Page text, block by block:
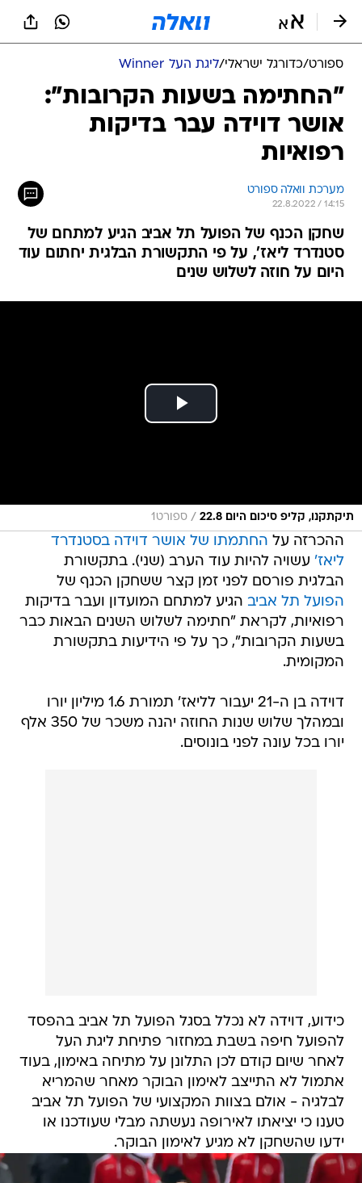
ספורט/כדורגל ישראלי/ליגת העל Winner
"החתימה בשעות הקרובות":
אושר דוידה עבר בדיקות
רפואיות
מערכת וואלה ספורט
22.8.2022 / 14:15
שחקן הכנף של הפועל תל אביב הגיע למתחם של
סטנדרד ליאז', על פי התקשורת הבלגית יחתום עוד
היום על חוזה לשלוש שנים
תיקתקנו, קליפ סיכום היום 22.8 / ספורט1
ההכרזה על החתמתו של אושר דוידה בסטנדרד
ליאז' עשויה להיות עוד הערב (שני). בתקשורת
הבלגית פורסם לפני זמן קצר ששחקן הכנף של
הפועל תל אביב הגיע למתחם המועדון ועבר בדיקות
רפואיות, לקראת "חתימה לשלוש השנים הבאות כבר
בשעות הקרובות", כך על פי הידיעות בתקשורת
המקומית.
דוידה בן ה-21 יעבור לליאז' תמורת 1.6 מיליון יורו
ובמהלך שלוש שנות החוזה יהנה משכר של 350 אלף
יורו בכל עונה לפני בונוסים.
כידוע, דוידה לא נכלל בסגל הפועל תל אביב בהפסד
להפועל חיפה בשבת במחזור פתיחת ליגת העל
לאחר שיום קודם לכן התלונן על מתיחה באימון, בעוד
אתמול לא התייצב לאימון הבוקר מאחר שהמריא
לבלגיה - אולם בצוות המקצועי של הפועל תל אביב
טענו כי יציאתו לאירופה נעשתה מבלי שעודכנו או
ידעו שהשחקן לא מגיע לאימון הבוקר.